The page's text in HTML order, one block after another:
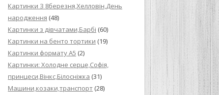
Картинки З 8березня,Хелловін,День
народження (48)
Картинки з дівчатами,Барбі (60)
Картинки на бенто тортики (19)
Картинки формату А5 (2)
Картинки: Холодне серце,Софія,
принцеси,Вінкс,Білосніжка (31)
Машини,козаки,транспорт (28)